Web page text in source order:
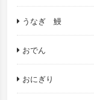
うなぎ 鰻
おでん
おにぎり